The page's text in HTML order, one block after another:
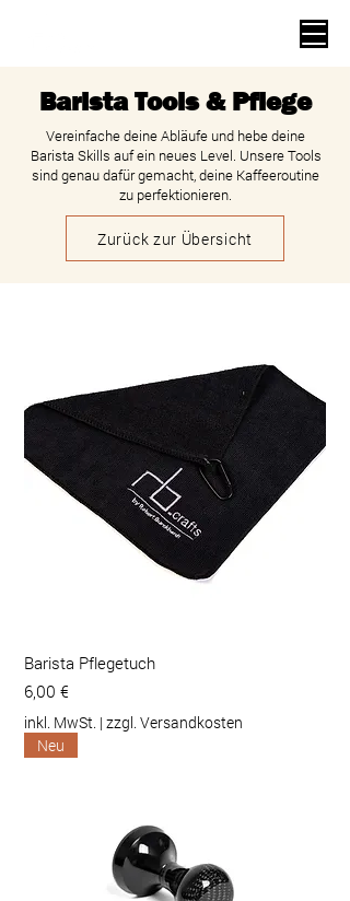
Barista Tools & Pflege
Vereinfache deine Abläufe und hebe deine
Barista Skills auf ein neues Level. Unsere Tools
sind genau dafür gemacht, deine Kaffeeroutine
zu perfektionieren.
Zurück zur Übersicht
Barista Pflegetuch
Preis
6,00 €
inkl. MwSt. | zzgl. Versandkosten
Neu